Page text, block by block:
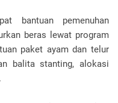
bantuan pemenuhan
beras lewat program
paket ayam dan telur
balita stanting, alokasi